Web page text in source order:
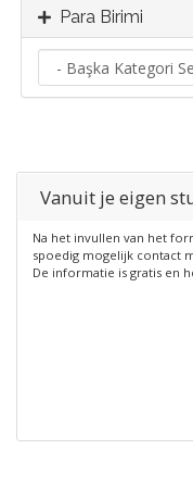
Para Birimi
Vanuit je eigen
Na het invullen van het
spoedig mogelijk contact
De informatie is gratis en